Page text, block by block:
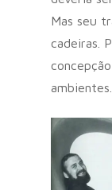
Mas seu
cadeiras.
ambientes.